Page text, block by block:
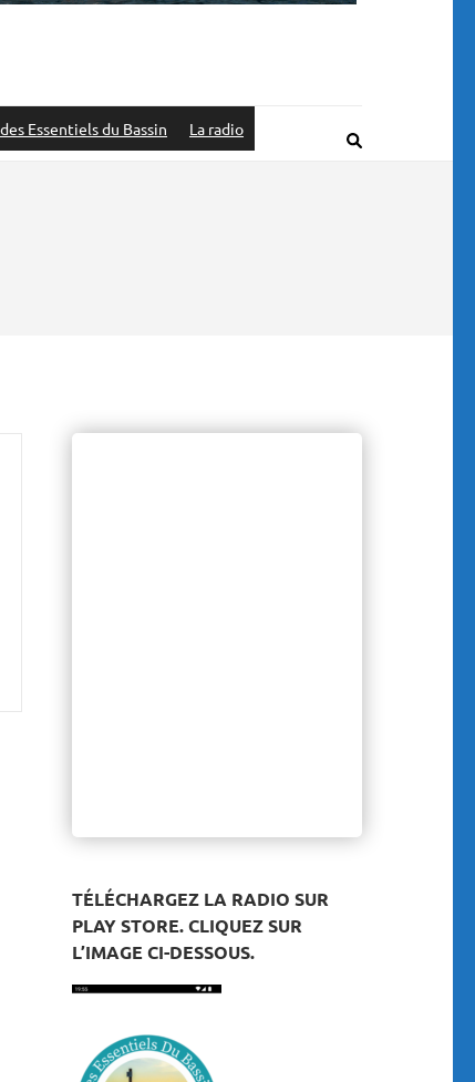
Essentiels du Bassin La radio
TÉLÉCHARGEZ LA RADIO SUR
PLAY STORE. CLIQUEZ SUR
L’IMAGE CI-DESSOUS.